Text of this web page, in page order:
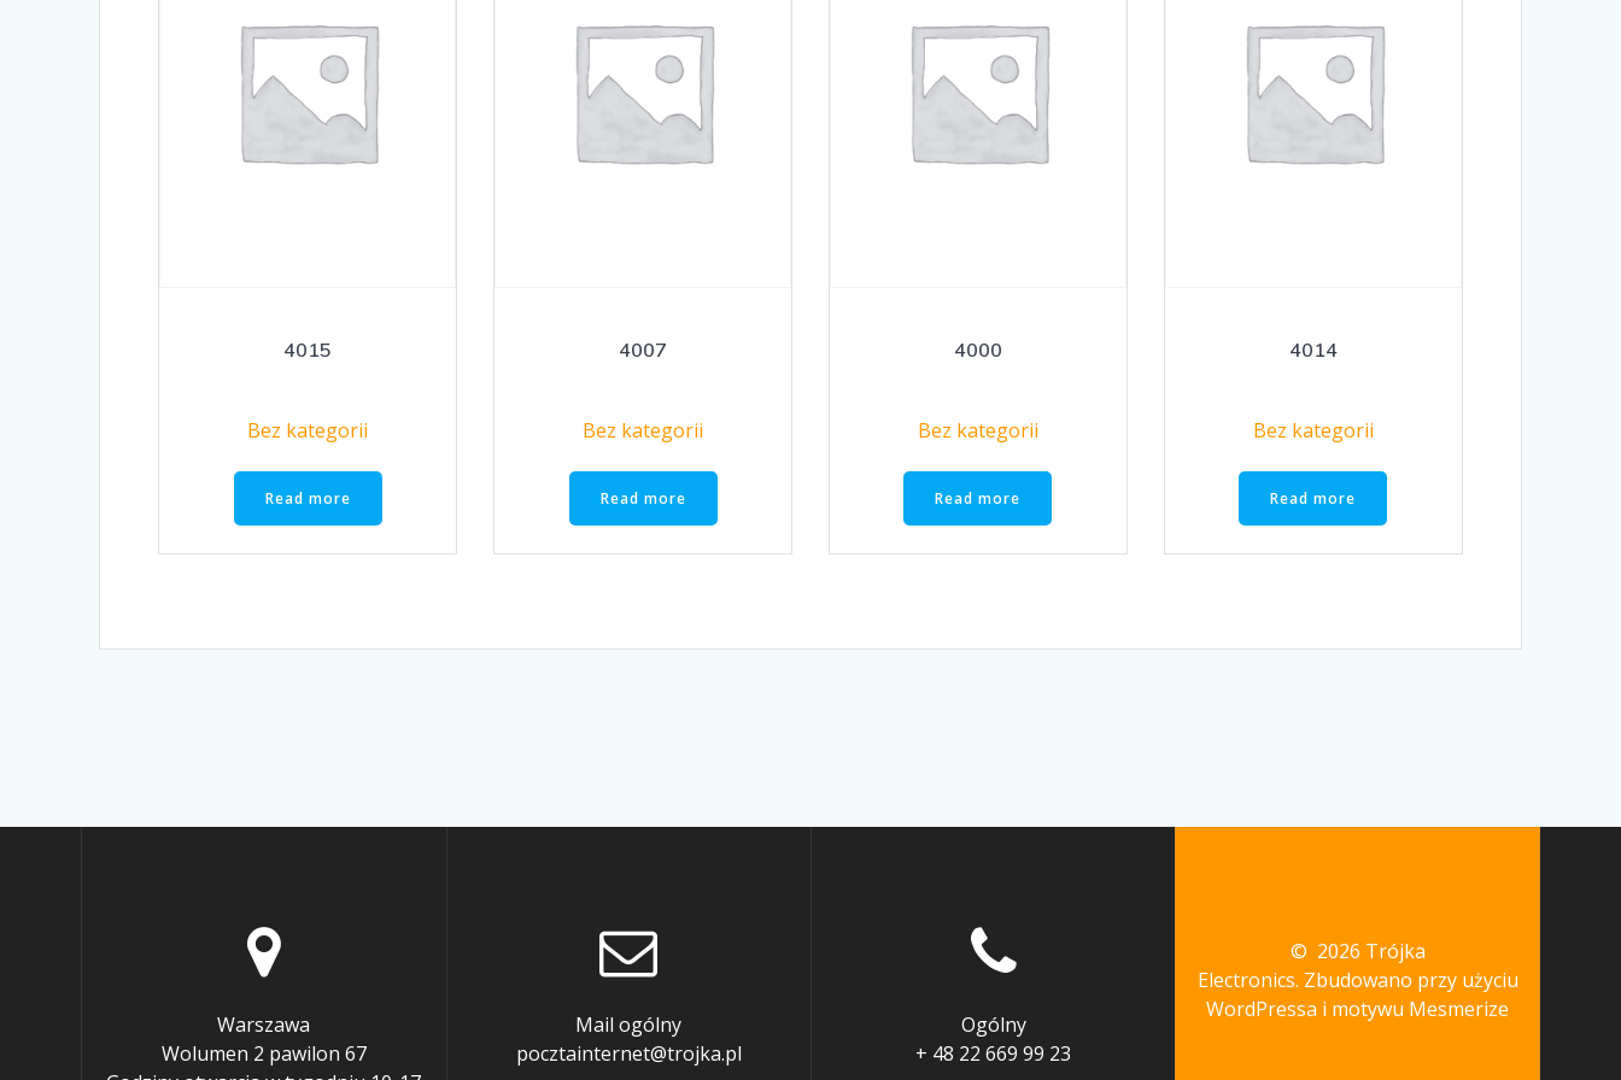
4015
Bez kategorii
Read more
4007
Bez kategorii
Read more
4000
Bez kategorii
Read more
4014
Bez kategorii
Read more
Warszawa
Wolumen 2 pawilon 67
Mail ogólny
pocztainternet@trojka.pl
Ogólny
+ 48 22 669 99 23
© 2026 Trójka
Electronics. Zbudowano przy użyciu
WordPressa i motywu Mesmerize